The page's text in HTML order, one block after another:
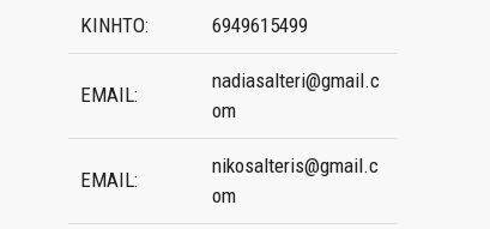
ΚΙΝΗΤΟ: 6949615499
EMAIL:
nadiasalteri@gmail.c
om
EMAIL:
nikosalteris@gmail.c
om